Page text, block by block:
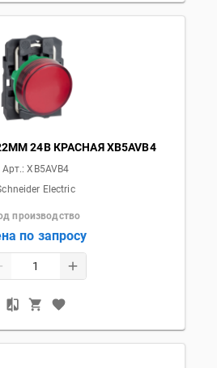
24В КРАСНАЯ XB5AVB4
Арт.:XB5AVB4
Electric
производство
по запросу